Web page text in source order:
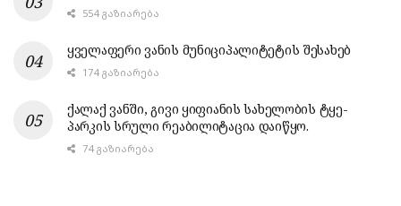
554 ᲒᲐᲖᲘᲐᲠᲔᲑᲐ
ყველაფერი ვანის მუნიციპალიტეტის შესახებ
174 ᲒᲐᲖᲘᲐᲠᲔᲑᲐ
ქალაქ ვანში, გივი ყიფიანის სახელობის ტყე-
პარკის სრული რეაბილიტაცია დაიწყო.
74 ᲒᲐᲖᲘᲐᲠᲔᲑᲐ